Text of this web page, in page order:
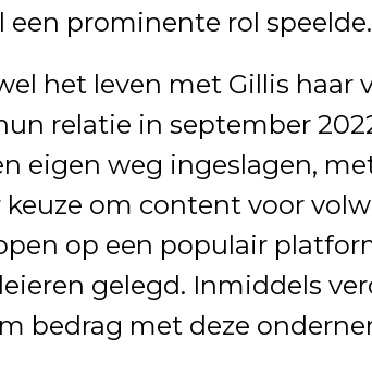
een prominente rol speelde.
het leven met Gillis haar
relatie in september
eigen weg ingeslagen,
keuze om content voor
op een populair
gelegd. Inmiddels
bedrag met deze